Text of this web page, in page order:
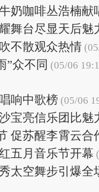
奶咖啡丛浩楠献
舞台尽显天后魅
不散观众热情
”众不同 (05/06
响中歌榜 (05/06
宝亮信乐团比魅
促苏醒李霄云合
五月音乐节开幕
太空舞步引爆全